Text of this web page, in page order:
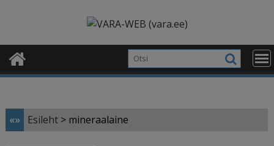
«» Esileht > mineraalaine